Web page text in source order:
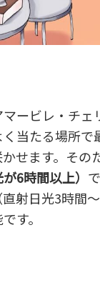
ービレ・チェ
当たる場所で
せます。その
6時間以上）
射日光3時間
す。